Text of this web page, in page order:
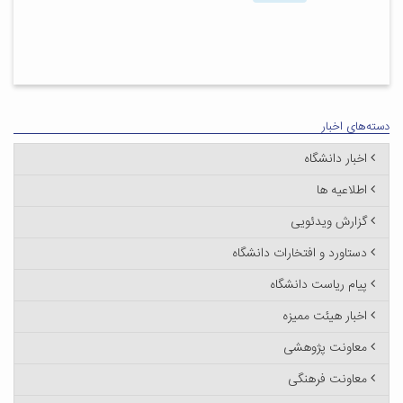
دسته‌های اخبار
اخبار دانشگاه
اطلاعیه ها
گزارش ویدئویی
دستاورد و افتخارات دانشگاه
پیام ریاست دانشگاه
اخبار هیئت ممیزه
معاونت پژوهشی
معاونت فرهنگی